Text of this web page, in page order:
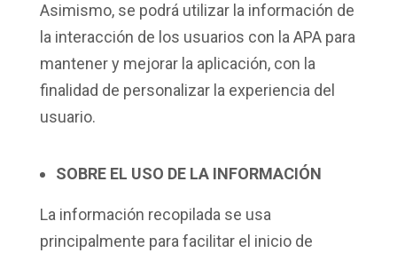
Asimismo, se podrá utilizar la información de
la interacción de los usuarios con la APA para
mantener y mejorar la aplicación, con la
finalidad de personalizar la experiencia del
usuario.
SOBRE EL USO DE LA INFORMACIÓN
La información recopilada se usa
principalmente para facilitar el inicio de